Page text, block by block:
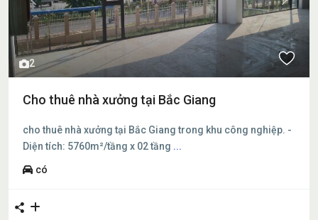
2
Previous Next
Cho thuê nhà xưởng tại Bắc Giang
cho thuê nhà xưởng tại Bắc Giang trong khu công nghiệp. -
Diện tích: 5760m²/tầng x 02 tầng ...
có